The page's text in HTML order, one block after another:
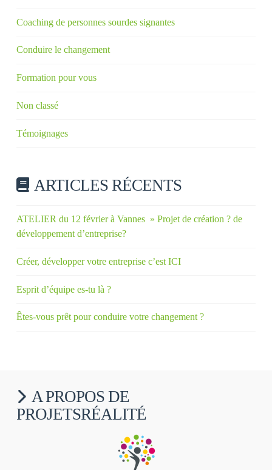
Coaching de personnes sourdes signantes
Conduire le changement
Formation pour vous
Non classé
Témoignages
ARTICLES RÉCENTS
ATELIER du 12 février à Vannes » Projet de création ? de
développement d’entreprise?
Créer, développer votre entreprise c’est ICI
Esprit d’équipe es-tu là ?
Êtes-vous prêt pour conduire votre changement ?
A PROPOS DE
PROJETSRÉALITÉ